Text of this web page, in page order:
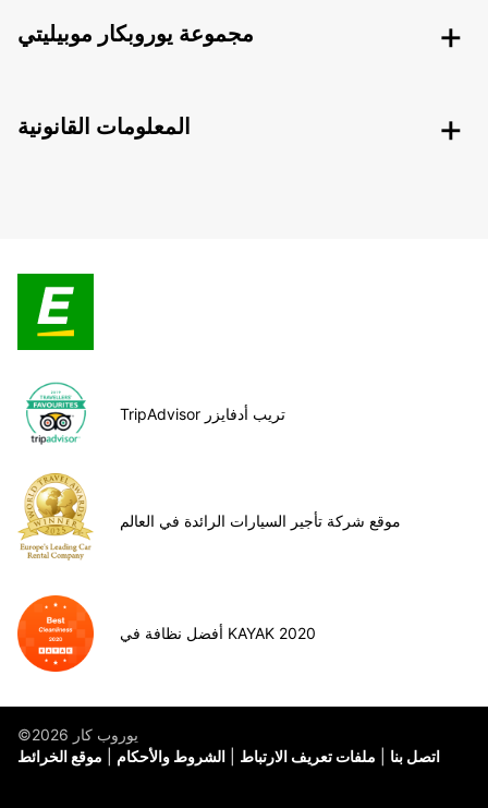
مجموعة يوروبكار موبيليتي
المعلومات القانونية
TripAdvisor تريب أدفايزر
موقع شركة تأجير السيارات الرائدة في العالم
أفضل نظافة في KAYAK 2020
©يوروب كار 2026
موقع الخرائط
الشروط والأحكام ملفات تعريف الارتباط اتصل بنا